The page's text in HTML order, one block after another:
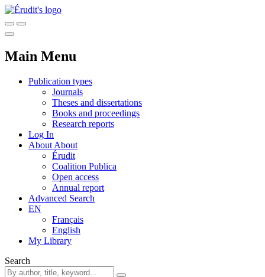
Main Menu
Publication types
Journals
Theses and dissertations
Books and proceedings
Research reports
Log In
About About
Érudit
Coalition Publica
Open access
Annual report
Advanced Search
EN
Français
English
My Library
Search